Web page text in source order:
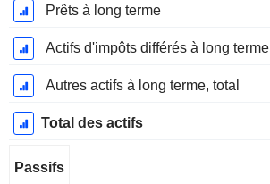
Prêts à long terme
Actifs d'impôts différés à long terme
Autres actifs à long terme, total
Total des actifs
Passifs